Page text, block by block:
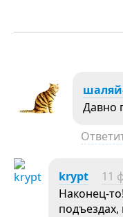
Давно
krypt 11
Наконец-
подъездах,